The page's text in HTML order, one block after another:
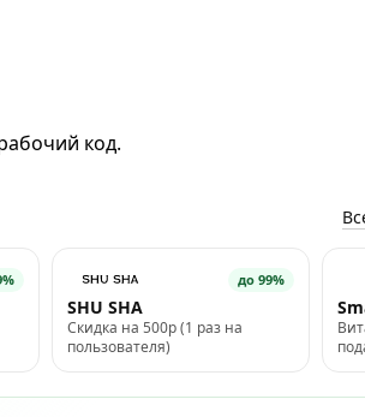
код.
до 99%
SHU SHA
Скидка на 500р (1 раз на
пользователя)